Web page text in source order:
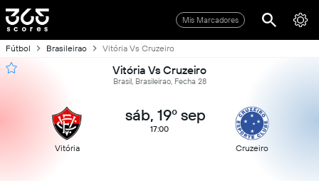
Mis Marcadores
Fútbol Brasileirao Vitória Vs Cruzeiro
Vitória Vs Cruzeiro
Brasil, Brasileirao, Fecha 28
Vitória
sáb, 19º sep
17:00
Cruzeiro